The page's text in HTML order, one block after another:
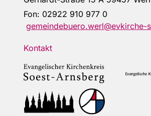
Fon: 02922 910 977 0
gemeindebuero.werl@evkirche-
Kontakt